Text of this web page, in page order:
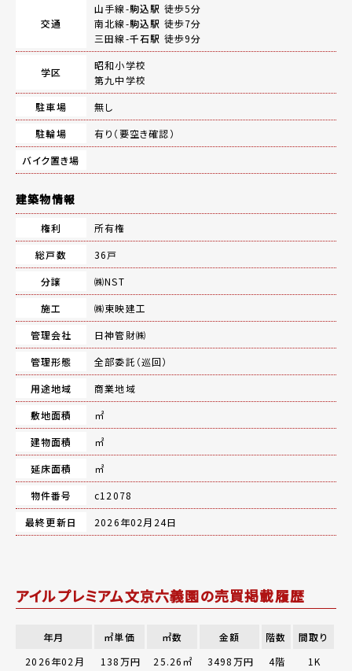
交通
山手線-駒込駅 徒歩5分
南北線-駒込駅 徒歩7分
三田線-千石駅 徒歩9分
学区
昭和小学校
第九中学校
駐車場
無し
駐輪場
有り（要空き確認）
バイク置き場
建築物情報
権利
所有権
総戸数
36戸
分譲
㈱NST
施工
㈱東映建工
管理会社
日神管財㈱
管理形態
全部委託（巡回）
用途地域
商業地域
敷地面積
㎡
建物面積
㎡
延床面積
㎡
物件番号
c12078
最終更新日
2026年02月24日
アイルプレミアム文京六義園の売買掲載履歴
年月 ㎡単価 ㎡数 金額 階数
間取り
2026年02月
138万円 25.26㎡ 3498万円 4階
1K